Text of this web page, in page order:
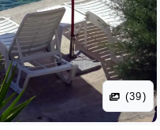
(39)